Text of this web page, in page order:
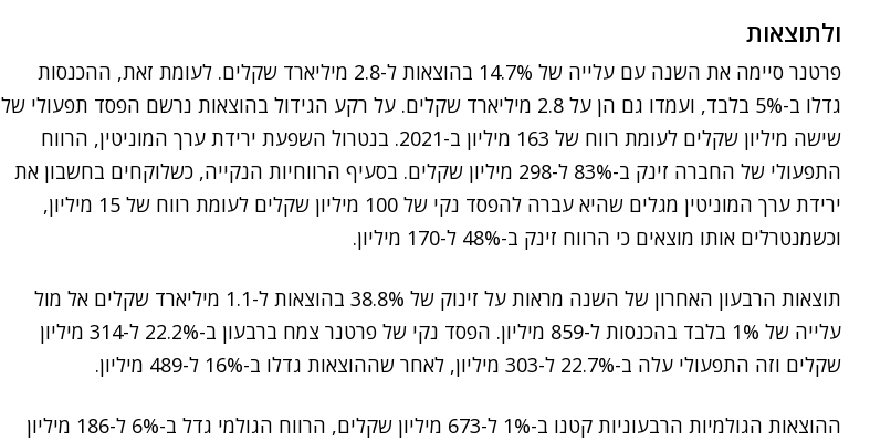
ולתוצאות
פרטנר סיימה את השנה עם עלייה של 14.7% בהוצאות ל-2.8 מיליארד שקלים. לעומת זאת, ההכנסות
גדלו ב-5% בלבד, ועמדו גם הן על 2.8 מיליארד שקלים. על רקע הגידול בהוצאות נרשם הפסד תפעולי של
שישה מיליון שקלים לעומת רווח של 163 מיליון ב-2021. בנטרול השפעת ירידת ערך המוניטין, הרווח
התפעולי של החברה זינק ב-83% ל-298 מיליון שקלים. בסעיף הרווחיות הנקייה, כשלוקחים בחשבון את
ירידת ערך המוניטין מגלים שהיא עברה להפסד נקי של 100 מיליון שקלים לעומת רווח של 15 מיליון,
וכשמנטרלים אותו מוצאים כי הרווח זינק ב-48% ל-170 מיליון.
תוצאות הרבעון האחרון של השנה מראות על זינוק של 38.8% בהוצאות ל-1.1 מיליארד שקלים אל מול
עלייה של 1% בלבד בהכנסות ל-859 מיליון. הפסד נקי של פרטנר צמח ברבעון ב-22.2% ל-314 מיליון
שקלים וזה התפעולי עלה ב-22.7% ל-303 מיליון, לאחר שההוצאות גדלו ב-16% ל-489 מיליון.
ההוצאות הגולמיות הרבעוניות קטנו ב-1% ל-673 מיליון שקלים, הרווח הגולמי גדל ב-6% ל-186 מיליון